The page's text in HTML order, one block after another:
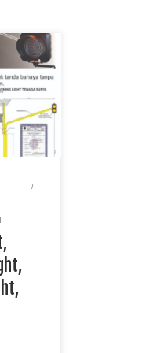
Warning
Jual